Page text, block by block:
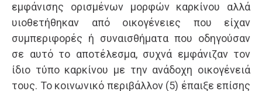
εμφάνισης ορισμένων μορφών καρκίνου αλλά
υιοθετήθηκαν από οικογένειες που είχαν
συμπεριφορές ή συναισθήματα που οδηγούσαν
σε αυτό το αποτέλεσμα, συχνά εμφάνιζαν τον
ίδιο τύπο καρκίνου με την ανάδοχη οικογένειά
τους. Το κοινωνικό περιβάλλον (5) έπαιξε επίσης